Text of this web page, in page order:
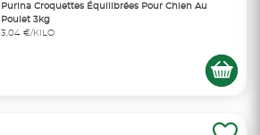
Purina Croquettes Équilibrées Pour Chien Au
Poulet 3kg
3,04 €/KILO